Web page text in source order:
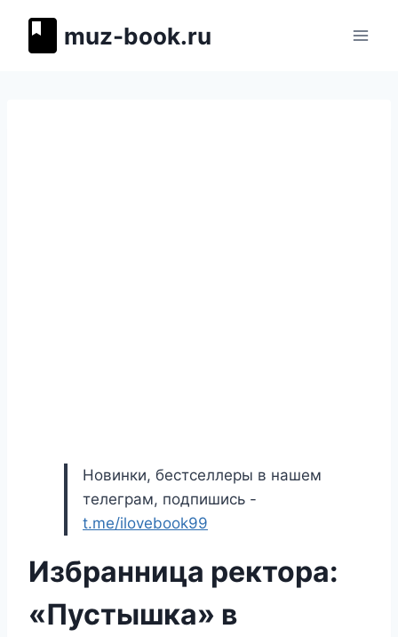
muz-book.ru
Новинки, бестселлеры в нашем
телеграм, подпишись -
t.me/ilovebook99
Избранница ректора:
«Пустышка» в